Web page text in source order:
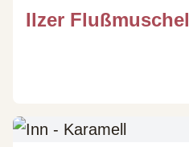
Ilzer Flußmuschel